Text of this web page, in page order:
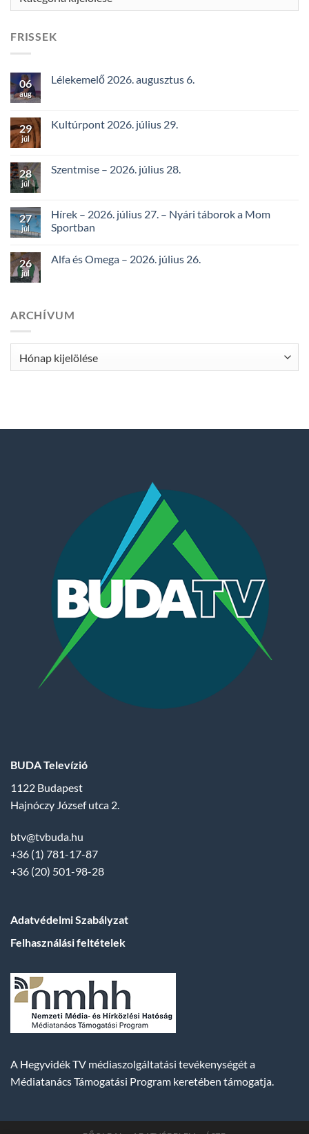
FRISSEK
06
aug
Lélekemelő 2026. augusztus 6.
29
júl
Kultúrpont 2026. július 29.
28
júl
Szentmise – 2026. július 28.
27
júl
Hírek – 2026. július 27. – Nyári táborok a Mom
Sportban
26
júl
Alfa és Omega – 2026. július 26.
ARCHÍVUM
BUDA Televízió
1122 Budapest
Hajnóczy József utca 2.
btv@tvbuda.hu
+36 (1) 781-17-87
+36 (20) 501-98-28
Adatvédelmi Szabályzat
Felhasználási feltételek
A Hegyvidék TV médiaszolgáltatási tevékenységét a
Médiatanács Támogatási Program keretében támogatja.